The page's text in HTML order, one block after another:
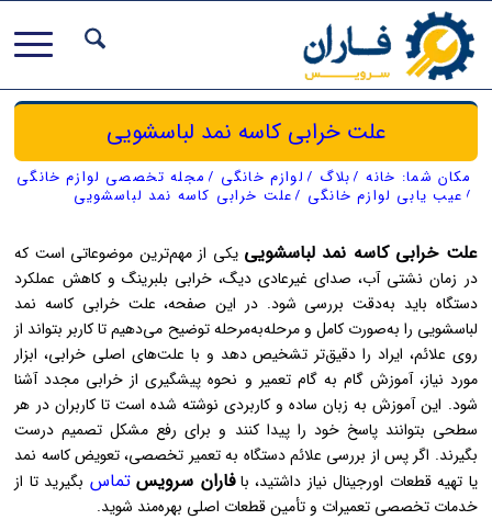
علت خرابی کاسه نمد لباسشویی
مکان شما: خانه /بلاگ / لوازم خانگی / مجله تخصصی لوازم خانگی
/ عیب یابی لوازم خانگی /علت خرابی کاسه نمد لباسشویی
علت خرابی کاسه نمد لباسشویی یکی از مهم‌ترین موضوعاتی است که
در زمان نشتی آب، صدای غیرعادی دیگ، خرابی بلبرینگ و کاهش عملکرد
دستگاه باید به‌دقت بررسی شود. در این صفحه، علت خرابی کاسه نمد
لباسشویی را به‌صورت کامل و مرحله‌به‌مرحله توضیح می‌دهیم تا کاربر بتواند از
روی علائم، ایراد را دقیق‌تر تشخیص دهد و با علت‌های اصلی خرابی، ابزار
مورد نیاز، آموزش گام به گام تعمیر و نحوه پیشگیری از خرابی مجدد آشنا
شود. این آموزش به زبان ساده و کاربردی نوشته شده است تا کاربران در هر
سطحی بتوانند پاسخ خود را پیدا کنند و برای رفع مشکل تصمیم درست
بگیرند. اگر پس از بررسی علائم دستگاه به تعمیر تخصصی، تعویض کاسه نمد
یا تهیه قطعات اورجینال نیاز داشتید، بافاران سرویس تماس بگیرید تا از
خدمات تخصصی تعمیرات و تأمین قطعات اصلی بهره‌مند شوید.